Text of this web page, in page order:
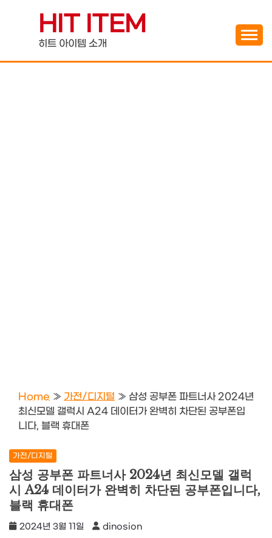
contentHIT ITEM
히트 아이템 소개
Home » 가전/디지털 » 삼성 공부폰 파트너사 2024년
최신모델 갤럭시 A24 데이터가 완벽히 차단된 공부폰입
니다, 블랙 휴대폰
가전/디지털
삼성 공부폰 파트너사 2024년 최신모델 갤럭
시 A24 데이터가 완벽히 차단된 공부폰입니다,
블랙 휴대폰
2024년 3월 11일 dinosion